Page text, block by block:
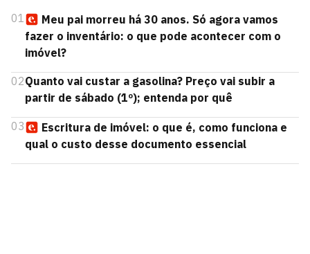
01
Meu pai morreu há 30 anos. Só agora vamos
fazer o inventário: o que pode acontecer com o
imóvel?
02Quanto vai custar a gasolina? Preço vai subir a
partir de sábado (1º); entenda por quê
03
Escritura de imóvel: o que é, como funciona e
qual o custo desse documento essencial